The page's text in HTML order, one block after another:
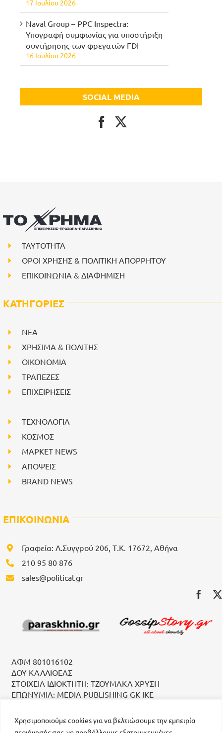
Χρησιμοποιούμε cookies για να βελτιώσουμε την εμπειρία
17 Ιουλίου 2026
Naval Group – PPC Inspectra:
Υπογραφή συμφωνίας για υποστήριξη
συντήρησης των φρεγατών FDI
16 Ιουλίου 2026
SOCIAL MEDIA
ΤΑΥΤΟΤΗΤΑ
ΟΡΟΙ ΧΡΗΣΗΣ & ΠΟΛΙΤΙΚΗ ΑΠΟΡΡΗΤΟΥ
ΕΠΙΚΟΙΝΩΝΙΑ & ΔΙΑΦΗΜΙΣΗ
ΚΑΤΗΓΟΡΙΕΣ
NEA
ΧΡΗΣΙΜΑ & ΠΟΛΙΤΗΣ
ΟΙΚΟΝΟΜΙΑ
ΤΡΑΠΕΖΕΣ
ΕΠΙΧΕΙΡΗΣΕΙΣ
ΤΕΧΝΟΛΟΓΙΑ
ΚΟΣΜΟΣ
ΜΑΡΚΕΤ NEWS
ΑΠΟΨΕΙΣ
BRAND NEWS
ΕΠΙΚΟΙΝΩΝΙΑ
Γραφεία: Λ.Συγγρού 206, Τ.Κ. 17672, Αθήνα
210 95 80 876
sales@political.gr
ΑΦΜ 801016102
ΔΟΥ ΚΑΛΛΙΘΕΑΣ
ΣΤΟΙΧΕΙΑ ΙΔΙΟΚΤΗΤΗ: ΤΖΟΥΜΑΚΑ ΧΡΥΣΗ
ΕΠΩΝΥΜΙΑ: MEDIA PUBLISHING GK IKE